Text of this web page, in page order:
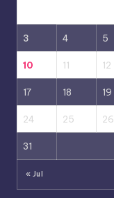
3 4 5
10 11 12
17 18 19
24 25 26
31
« Jul